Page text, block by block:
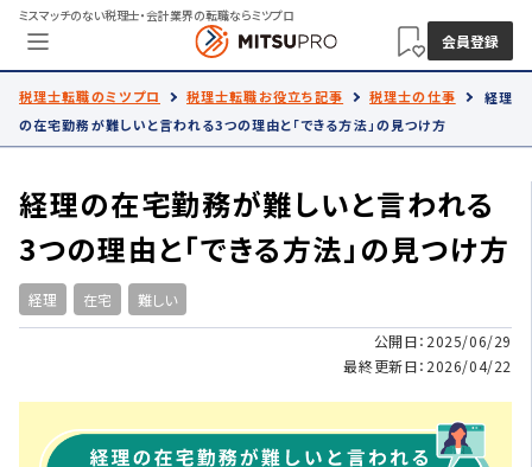
ミスマッチのない税理士・会計業界の転職ならミツプロ
会員登録
税理士転職のミツプロ 税理士転職お役立ち記事 税理士の仕事
経理
の在宅勤務が難しいと言われる3つの理由と「できる方法」の見つけ方
経理の在宅勤務が難しいと言われる
3つの理由と「できる方法」の見つけ方
経理 在宅 難しい
公開日：2025/06/29
最終更新日：2026/04/22